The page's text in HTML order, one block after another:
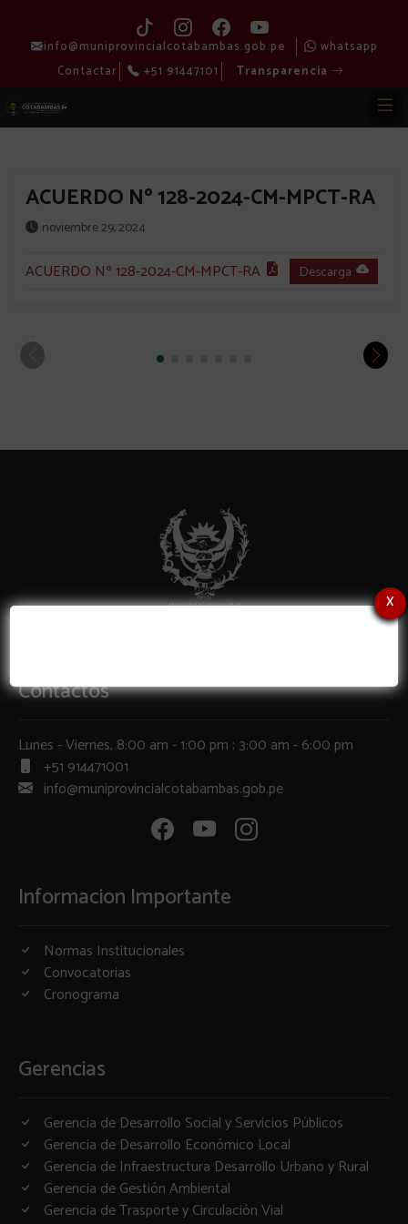
info@muniprovincialcotabambas.gob.pe
whatsapp
Contactar
+51 91447101 Transparencia
ACUERDO Nº 128-2024-CM-MPCT-RA
noviembre 29, 2024
ACUERDO Nº 128-2024-CM-MPCT-RA Descarga
x
Contactos
Lunes - Viernes, 8:00 am - 1:00 pm ; 3:00 am - 6:00 pm
+51 914471001
info@muniprovincialcotabambas.gob.pe
Informacion Importante
Normas Institucionales
Convocatorias
Cronograma
Gerencias
Gerencia de Desarrollo Social y Servicios Públicos
Gerencia de Desarrollo Económico Local
Gerencia de Infraestructura Desarrollo Urbano y Rural
Gerencia de Gestión Ambiental
Gerencia de Trasporte y Circulación Vial